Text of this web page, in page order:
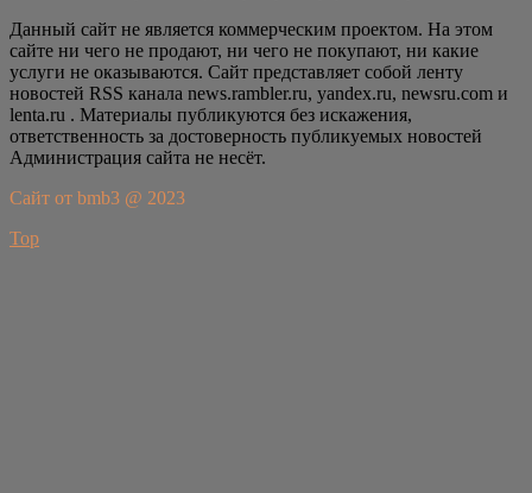
Данный сайт не является коммерческим проектом. На этом
сайте ни чего не продают, ни чего не покупают, ни какие
услуги не оказываются. Сайт представляет собой ленту
новостей RSS канала news.rambler.ru, yandex.ru, newsru.com и
lenta.ru . Материалы публикуются без искажения,
ответственность за достоверность публикуемых новостей
Администрация сайта не несёт.
Сайт от bmb3 @ 2023
Top